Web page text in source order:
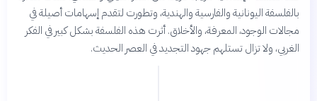
بالفلسفة اليونانية والفارسية والهندية، وتطورت لتقدم إسهامات أصيلة في
مجالات الوجود، المعرفة، والأخلاق. أثرت هذه الفلسفة بشكل كبير في الفكر
الغربي، ولا تزال تستلهم جهود التجديد في العصر الحديث.